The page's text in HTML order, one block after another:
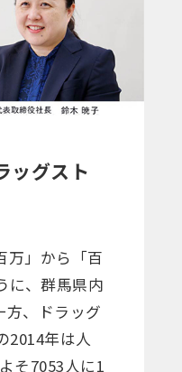
ッグスト
万」から「百
に、群馬県内
方、ドラッグ
2014年は人
そ7053人に1